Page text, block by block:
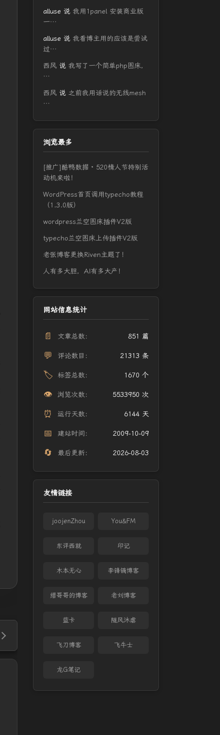
alluse 说 我用1panel 安装商业版
一…
alluse 说 我看博主用的应该是尝试
过…
西风 说 我写了一个简单php图床，
…
西风 说 之前我用话说的无线mesh
…
浏览最多
[推广]酷鸭数据 · 520情人节特别活
动机来啦！
WordPress首页调用typecho教程
（1.3.0版）
wordpress兰空图床插件V2版
typecho兰空图床上传插件V2版
老张博客更换Riven主题了！
人有多大胆，AI有多大产！
网站信息统计
📄 文章总数： 851 篇
💬 评论数目： 21313 条
🏷️ 标签总数： 1670 个
👁️ 浏览次数： 5533950 次
⏰ 运行天数： 6144 天
📅 建站时间： 2009-10-09
🔄 最后更新： 2026-08-03
友情链接
joojenZhou You&FM
东评西就 印记
木本无心 李锋镝博客
缙哥哥的博客 老刘博客
蓝卡 随风沐虐
飞刀博客 飞牛士
龙G笔记